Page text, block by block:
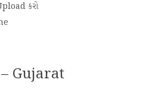
કરો
Gujarat